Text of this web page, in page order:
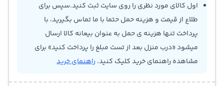
اول کالای مورد نظری را روی سایت ثبت کنید.سپس برای
طلاع از قیمت و هزینه حمل حتما با ما تماس بگیرید، با
پرداخت تنها هزینه ی حمل به عنوان بیعانه کالا ارسال
میشود «درب منزل بعد از تست مبلغ را پرداخت کنید» برای
مشاهده راهنمای خرید کلیک کنید. راهنمای خرید